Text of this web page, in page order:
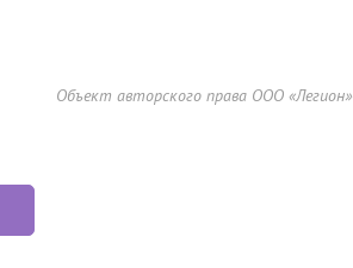
Объект авторского права ООО «Легион»